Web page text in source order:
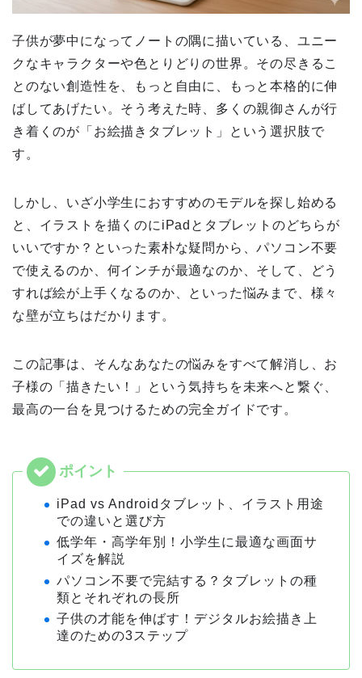
子供が夢中になってノートの隅に描いている、ユニー
クなキャラクターや色とりどりの世界。その尽きるこ
とのない創造性を、もっと自由に、もっと本格的に伸
ばしてあげたい。そう考えた時、多くの親御さんが行
き着くのが「お絵描きタブレット」という選択肢で
す。
しかし、いざ小学生におすすめのモデルを探し始める
と、イラストを描くのにiPadとタブレットのどちらが
いいですか？といった素朴な疑問から、パソコン不要
で使えるのか、何インチが最適なのか、そして、どう
すれば絵が上手くなるのか、といった悩みまで、様々
な壁が立ちはだかります。
この記事は、そんなあなたの悩みをすべて解消し、お
子様の「描きたい！」という気持ちを未来へと繋ぐ、
最高の一台を見つけるための完全ガイドです。
iPad vs Androidタブレット、イラスト用途
での違いと選び方
低学年・高学年別！小学生に最適な画面サ
イズを解説
パソコン不要で完結する？タブレットの種
類とそれぞれの長所
子供の才能を伸ばす！デジタルお絵描き上
達のための3ステップ